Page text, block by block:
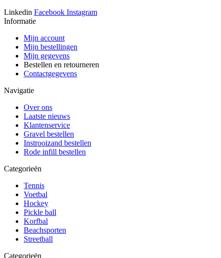
Linkedin Facebook Instagram
Informatie
Mijn account
Mijn bestellingen
Mijn gegevens
Bestellen en retourneren
Contactgegevens
Navigatie
Over ons
Laatste nieuws
Klantenservice
Gravel bestellen
Instrooizand bestellen
Rode infill bestellen
Categorieën
Tennis
Voetbal
Hockey
Pickle ball
Korfbal
Beachsporten
Streetball
Categorieën